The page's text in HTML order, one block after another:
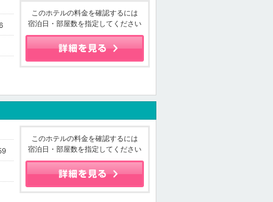
このホテルの料金を確認するには
宿泊日・部屋数を指定してください
このホテルの料金を確認するには
宿泊日・部屋数を指定してください